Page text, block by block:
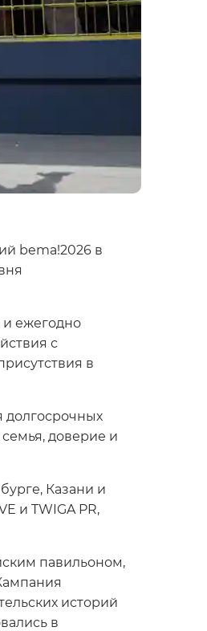
bema!2026 в
ежегодно
с
в
долгосрочных
доверие и
Казани и
и TWIGA PR,
павильоном,
историй
в